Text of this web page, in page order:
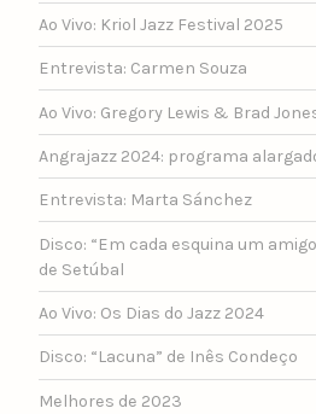
Ao Vivo: Kriol Jazz Festival 2025
Entrevista: Carmen Souza
Ao Vivo: Gregory Lewis & Brad
Angrajazz 2024: programa
Entrevista: Marta Sánchez
Disco: “Em cada esquina um
de Setúbal
Ao Vivo: Os Dias do Jazz 2024
Disco: “Lacuna” de Inês Condeço
Melhores de 2023